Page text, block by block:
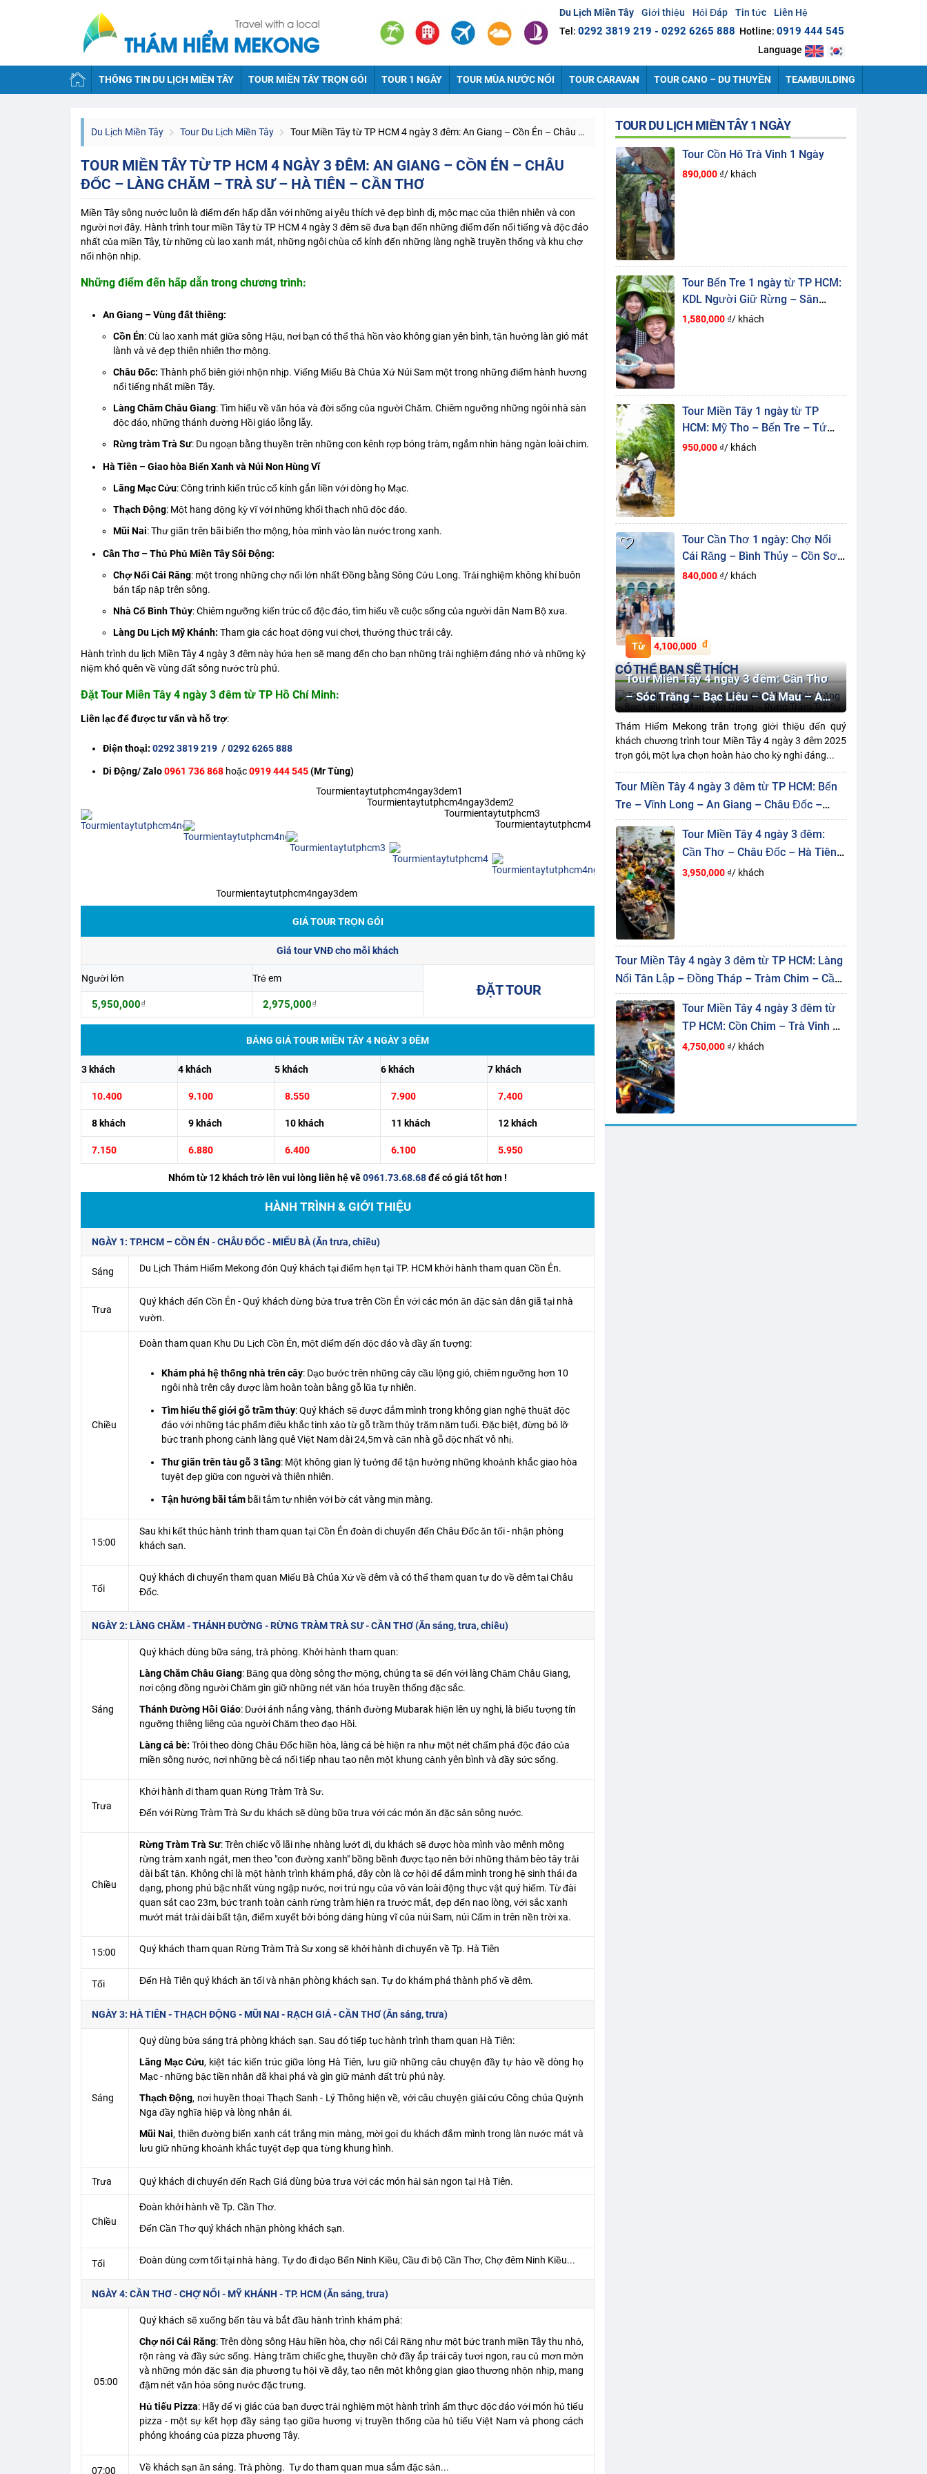
Du Lịch Miền Tây Giới thiệu Hỏi Đáp Tin tức
Liên Hệ
Tel: 0292 3819 219 - 0292 6265 888 Hotline: 0919 444 545
Language
THÔNG TIN DU LỊCH MIỀN TÂY TOUR MIỀN TÂY TRỌN GÓI TOUR 1 NGÀY TOUR MÙA NƯỚC NỔI TOUR CARAVAN TOUR CANO – DU THUYỀN TEAMBUILDING
Du Lịch Miền Tây Tour Du Lịch Miền Tây Tour Miền Tây từ TP HCM 4 ngày 3 đêm: An Giang – Cồn Én – Châu Đốc – Làng Chăm – Trà Sư – Hà Tiên – Cần Thơ
TOUR MIỀN TÂY TỪ TP HCM 4 NGÀY 3 ĐÊM: AN GIANG – CỒN ÉN – CHÂU
ĐỐC – LÀNG CHĂM – TRÀ SƯ – HÀ TIÊN – CẦN THƠ
Miền Tây sông nước luôn là điểm đến hấp dẫn với những ai yêu thích vẻ đẹp bình dị, mộc mạc của thiên nhiên và con
người nơi đây. Hành trình tour miền Tây từ TP HCM 4 ngày 3 đêm sẽ đưa bạn đến những điểm đến nổi tiếng và độc đáo
nhất của miền Tây, từ những cù lao xanh mát, những ngôi chùa cổ kính đến những làng nghề truyền thống và khu chợ
nổi nhộn nhịp.
Những điểm đến hấp dẫn trong chương trình:
An Giang – Vùng đất thiêng:
Cồn Én: Cù lao xanh mát giữa sông Hậu, nơi bạn có thể thả hồn vào không gian yên bình, tận hưởng làn gió mát
lành và vẻ đẹp thiên nhiên thơ mộng.
Châu Đốc: Thành phố biên giới nhộn nhịp. Viếng Miếu Bà Chúa Xứ Núi Sam một trong những điểm hành hương
nổi tiếng nhất miền Tây.
Làng Chăm Châu Giang: Tìm hiểu về văn hóa và đời sống của người Chăm. Chiêm ngưỡng những ngôi nhà sàn
độc đáo, những thánh đường Hồi giáo lỗng lẫy.
Rừng tràm Trà Sư: Du ngoạn bằng thuyền trên những con kênh rợp bóng tràm, ngắm nhìn hàng ngàn loài chim.
Hà Tiên – Giao hòa Biển Xanh và Núi Non Hùng Vĩ
Lăng Mạc Cửu: Công trình kiến trúc cổ kính gắn liền với dòng họ Mạc.
Thạch Động: Một hang động kỳ vĩ với những khối thạch nhũ độc đáo.
Mũi Nai: Thư giãn trên bãi biển thơ mộng, hòa mình vào làn nước trong xanh.
Cần Thơ – Thủ Phủ Miền Tây Sôi Động:
Chợ Nổi Cái Răng: một trong những chợ nổi lớn nhất Đồng bằng Sông Cửu Long. Trải nghiệm không khí buôn
bán tấp nập trên sông.
Nhà Cổ Bình Thủy: Chiêm ngưỡng kiến trúc cổ độc đáo, tìm hiểu về cuộc sống của người dân Nam Bộ xưa.
Làng Du Lịch Mỹ Khánh: Tham gia các hoạt động vui chơi, thưởng thức trái cây.
Hành trình du lịch Miền Tây4 ngày 3 đêm này hứa hẹn sẽ mang đến cho bạn những trải nghiệm đáng nhớ và những kỷ
niệm khó quên về vùng đất sông nước trù phú.
Đặt Tour Miền Tây 4 ngày 3 đêm từ TP Hồ Chí Minh:
Liên lạc để được tư vấn và hỗ trợ:
Điện thoại: 0292 3819 219 /0292 6265 888
Di Động/ Zalo0961 736 868 hoặc0919 444 545(Mr Tùng)
Tourmientaytutphcm4ngay3dem1
Tourmientaytutphcm4ngay3dem2
Tourmientaytutphcm3
Tourmientaytutphcm4
Tourmientaytutphcm4ngay3dem
GIÁ TOUR TRỌN GÓI
Giá tour VNĐ cho mỗi khách
Người lớn Trẻ em
ĐẶT TOUR
5,950,000₫ 2,975,000₫
BẢNG GIÁ TOUR MIỀN TÂY 4 NGÀY 3 ĐÊM
3 khách 4 khách 5 khách 6 khách 7 khách
10.400 9.100 8.550 7.900 7.400
8 khách 9 khách 10 khách 11 khách 12 khách
7.150 6.880 6.400 6.100 5.950
Nhóm từ 12 khách trở lên vui lòng liên hệ về0961.73.68.68để có giá tốt hơn !
HÀNH TRÌNH & GIỚI THIỆU
NGÀY 1: TP.HCM – CỒN ÉN - CHÂU ĐỐC - MIẾU BÀ (Ăn trưa, chiều)
Sáng Du Lịch Thám Hiểm Mekong đón Quý khách tại điểm hẹn tại TP. HCM khởi hành tham quan Cồn Én.
Trưa
Quý khách đến Cồn Én - Quý khách dừng bửa trưa trên Cồn Én với các món ăn đặc sản dân giã tại nhà
vườn.
Chiều
Đoàn tham quan Khu Du Lịch Cồn Én, một điểm đến độc đáo và đầy ấn tượng:
Khám phá hệ thống nhà trên cây: Dạo bước trên những cây cầu lộng gió, chiêm ngưỡng hơn 10
ngôi nhà trên cây được làm hoàn toàn bằng gỗ lũa tự nhiên.
Tìm hiểu thế giới gỗ trầm thủy: Quý khách sẽ được đắm mình trong không gian nghệ thuật độc
đáo với những tác phẩm điêu khắc tinh xảo từ gỗ trầm thủy trăm năm tuổi. Đặc biệt, đừng bỏ lỡ
bức tranh phong cảnh làng quê Việt Nam dài 24,5m và căn nhà gỗ độc nhất vô nhị.
Thư giãn trên tàu gỗ 3 tầng: Một không gian lý tưởng để tận hưởng những khoảnh khắc giao hòa
tuyệt đẹp giữa con người và thiên nhiên.
Tận hưởng bãi tắm bãi tắm tự nhiên với bờ cát vàng mịn màng.
15:00
Sau khi kết thúc hành trình tham quan tại Cồn Én đoàn di chuyển đến Châu Đốc ăn tối - nhận phòng
khách sạn.
Tối
Quý khách di chuyển tham quan Miếu Bà Chúa Xứ về đêm và có thể tham quan tự do về đêm tại Châu
Đốc.
NGÀY 2: LÀNG CHĂM - THÁNH ĐƯỜNG - RỪNG TRÀM TRÀ SƯ - CẦN THƠ (Ăn sáng, trưa, chiều)
Sáng
Quý khách dùng bữa sáng, trả phòng. Khởi hành tham quan:
Làng Chăm Châu Giang: Băng qua dòng sông thơ mộng, chúng ta sẽ đến với làng Chăm Châu Giang,
nơi cộng đồng người Chăm gìn giữ những nét văn hóa truyền thống đặc sắc.
Thánh Đường Hồi Giáo: Dưới ánh nắng vàng, thánh đường Mubarak hiện lên uy nghi, là biểu tượng tín
ngưỡng thiêng liêng của người Chăm theo đạo Hồi.
Làng cá bè: Trôi theo dòng Châu Đốc hiền hòa, làng cá bè hiện ra như một nét chấm phá độc đáo của
miền sông nước, nơi những bè cá nối tiếp nhau tạo nên một khung cảnh yên bình và đầy sức sống.
Trưa
Khởi hành đi tham quan Rừng Tràm Trà Sư.
Đến với Rừng Tràm Trà Sư du khách sẽ dùng bữa trưa với các món ăn đặc sản sông nước.
Chiều
Rừng Tràm Trà Sư: Trên chiếc võ lãi nhẹ nhàng lướt đi, du khách sẽ được hòa mình vào mênh mông
rừng tràm xanh ngát, men theo "con đường xanh" bồng bềnh được tạo nên bởi những thảm bèo tây trải
dài bất tận. Không chỉ là một hành trình khám phá, đây còn là cơ hội để đắm mình trong hệ sinh thái đa
dạng, phong phú bậc nhất vùng ngập nước, nơi trú ngụ của vô vàn loài động thực vật quý hiếm. Từ đài
quan sát cao 23m, bức tranh toàn cảnh rừng tràm hiện ra trước mắt, đẹp đến nao lòng, với sắc xanh
mướt mát trải dài bất tận, điểm xuyết bởi bóng dáng hùng vĩ của núi Sam, núi Cấm in trên nền trời xa.
15:00 Quý khách tham quan Rừng Tràm Trà Sư xong sẽ khởi hành di chuyển về Tp. Hà Tiên
Tối Đến Hà Tiên quý khách ăn tối và nhận phòng khách sạn. Tự do khám phá thành phố về đêm.
NGÀY 3: HÀ TIÊN - THẠCH ĐỘNG - MŨI NAI - RẠCH GIÁ - CẦN THƠ (Ăn sáng, trưa)
Sáng
Quý dùng bửa sáng trả phòng khách sạn. Sau đó tiếp tục hành trình tham quan Hà Tiên:
Lăng Mạc Cửu, kiệt tác kiến trúc giữa lòng Hà Tiên, lưu giữ những câu chuyện đầy tự hào về dòng họ
Mạc - những bậc tiền nhân đã khai phá và gìn giữ mảnh đất trù phú này.
Thạch Động, nơi huyền thoại Thạch Sanh - Lý Thông hiện về, với câu chuyện giải cứu Công chúa Quỳnh
Nga đầy nghĩa hiệp và lòng nhân ái.
Mũi Nai, thiên đường biển xanh cát trắng mịn màng, mời gọi du khách đắm mình trong làn nước mát và
lưu giữ những khoảnh khắc tuyệt đẹp qua từng khung hình.
Trưa Quý khách di chuyển đến Rạch Giá dùng bửa trưa với các món hải sản ngon tại Hà Tiên.
Chiều
Đoàn khởi hành về Tp. Cần Thơ.
Đến Cần Thơ quý khách nhận phòng khách sạn.
Tối Đoàn dùng cơm tối tại nhà hàng. Tự do đi dạo Bến Ninh Kiều, Cầu đi bộ Cần Thơ, Chợ đêm Ninh Kiều...
NGÀY 4: CẦN THƠ - CHỢ NỔI - MỸ KHÁNH - TP. HCM (Ăn sáng, trưa)
05:00
Quý khách sẽ xuống bến tàu và bắt đầu hành trình khám phá:
Chợ nổi Cái Răng: Trên dòng sông Hậu hiền hòa, chợ nổi Cái Răng như một bức tranh miền Tây thu nhỏ,
rộn ràng và đầy sức sống. Hàng trăm chiếc ghe, thuyền chở đầy ắp trái cây tươi ngon, rau củ mơn mởn
và những món đặc sản địa phương tụ hội về đây, tạo nên một không gian giao thương nhộn nhịp, mang
đậm nét văn hóa sông nước đặc trưng.
Hủ tiếu Pizza: Hãy để vị giác của bạn được trải nghiệm một hành trình ẩm thực độc đáo với món hủ tiếu
pizza - một sự kết hợp đầy sáng tạo giữa hương vị truyền thống của hủ tiếu Việt Nam và phong cách
phóng khoáng của pizza phương Tây.
07:00 Về khách sạn ăn sáng. Trả phòng. Tự do tham quan mua sắm đặc sản...
TOUR DU LỊCH MIỀN TÂY 1 NGÀY
Tour Cồn Hô Trà Vinh 1 Ngày
890,000 ₫/ khách
Tour Bến Tre 1 ngày từ TP HCM:
KDL Người Giữ Rừng – Sân
Chim Vàm Hồ
1,580,000 ₫/ khách
Tour Miền Tây 1 ngày từ TP
HCM: Mỹ Tho – Bến Tre – Tứ
Linh Cồn
950,000 ₫/ khách
Tour Cần Thơ 1 ngày: Chợ Nổi
Cái Răng – Bình Thủy – Cồn Sơn
– ĐÁM TIỆC BÊN CỒN
840,000 ₫/ khách
CÓ THỂ BẠN SẼ THÍCH
4,100,000
Tour Miền Tây 4 ngày 3 đêm: Cần Thơ
– Sóc Trăng – Bạc Liêu – Cà Mau – An
Giang – Rừng Tràm Trà Sư
Thám Hiểm Mekong trân trọng giới thiệu đến quý
khách chương trình tour Miền Tây 4 ngày 3 đêm 2025
trọn gói, một lựa chọn hoàn hảo cho kỳ nghỉ đáng...
Tour Miền Tây 4 ngày 3 đêm từ TP HCM: Bến
Tre – Vĩnh Long – An Giang – Châu Đốc –
Rừng Tràm Trà Sư – Cần Thơ
Tour Miền Tây 4 ngày 3 đêm:
Cần Thơ – Châu Đốc – Hà Tiên
– U Minh Thượng – Cà Mau
3,950,000 ₫/ khách
Tour Miền Tây 4 ngày 3 đêm từ TP HCM: Làng
Nổi Tân Lập – Đồng Tháp – Tràm Chim – Cần
Thơ – Mỹ Khánh
Tour Miền Tây 4 ngày 3 đêm từ
TP HCM: Cồn Chim – Trà Vinh –
Vĩnh Long – Sóc Trăng – Bạc
4,750,000 ₫/ khách